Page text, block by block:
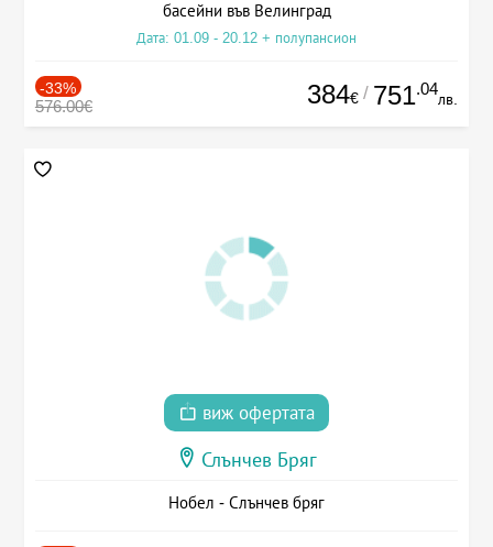
басейни във Велинград
Дата: 01.09 - 20.12 + полупансион
-33%
576.00€ 384€ / 751.04
лв.
виж офертата
Слънчев Бряг
Нобел - Слънчев бряг